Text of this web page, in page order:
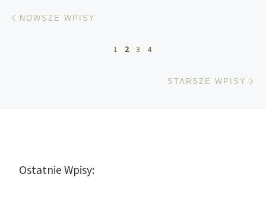
Nawigacja po wpisach
NOWSZE WPISY
1 2 3 4
STARSZE WPISY
Ostatnie Wpisy: